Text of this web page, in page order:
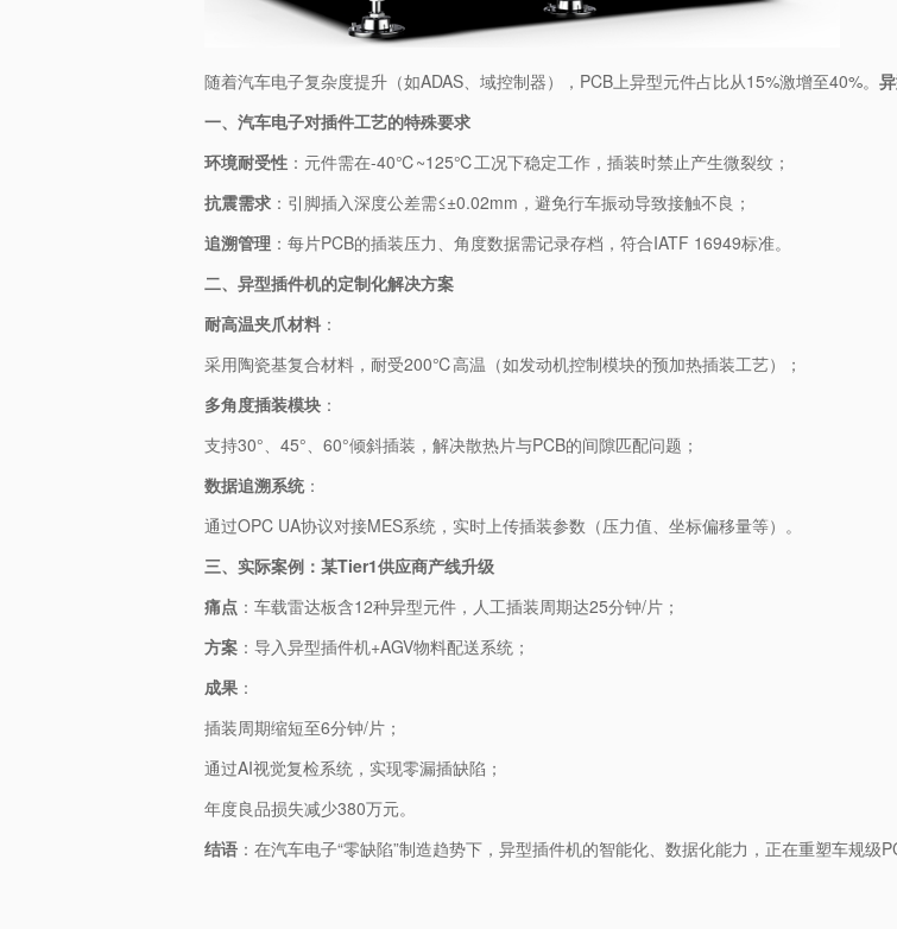
随着汽车电子复杂度提升（如ADAS、域控制器），PCB上异型元件占比从15%激增至40%。​
一、汽车电子对插件工艺的特殊要求
​环境耐受性​ ​：元件需在-40℃~125℃工况下稳定工作，插装时禁止产生微裂纹；
​抗震需求​ ​：引脚插入深度公差需≤±0.02mm，避免行车振动导致接触不良；
​追溯管理​ ​：每片PCB的插装压力、角度数据需记录存档，符合IATF 16949标准。
二、异型插件机的定制化解决方案
​耐高温夹爪材料​ ​：
采用陶瓷基复合材料，耐受200℃高温（如发动机控制模块的预加热插装工艺）；
​多角度插装模块​ ​：
支持30°、45°、60°倾斜插装，解决散热片与PCB的间隙匹配问题；
​数据追溯系统​​：
通过OPC UA协议对接MES系统，实时上传插装参数（压力值、坐标偏移量等）。
三、实际案例：某Tier1供应商产线升级
​痛点​ ​：车载雷达板含12种异型元件，人工插装周期达25分钟/片；
​方案​ ​：导入异型插件机+AGV物料配送系统；
​成果​ ​：
插装周期缩短至6分钟/片；
通过AI视觉复检系统，实现零漏插缺陷；
年度良品损失减少380万元。
​结语​ ：在汽车电子“零缺陷”制造趋势下，异型插件机的智能化、数据化能力，正在重塑车规级